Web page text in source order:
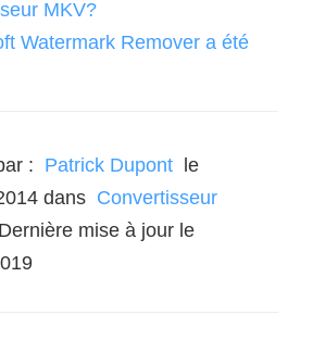
MKV?
Watermark Remover a été
: Patrick Dupont
le
dans Convertisseur
mise à jour le